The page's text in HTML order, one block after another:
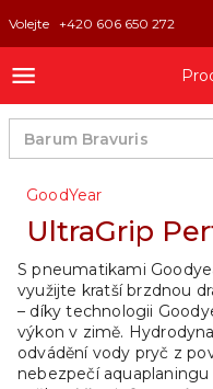
Volejte +420 606 650 272
GoodYear
UltraGrip
S pneumatikami
využijte kratší brzdnou
– díky technologii
výkon v zimě.
odvádění vody pryč z
nebezpečí